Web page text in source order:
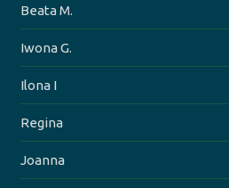
Beata M.
Iwona G.
Ilona I
Regina
Joanna